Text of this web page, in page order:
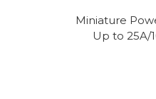
Miniature
Up to 25A/